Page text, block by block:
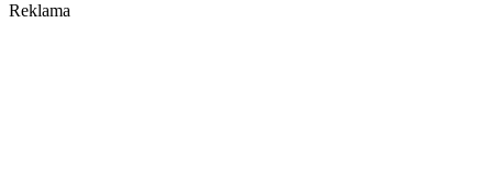
Reklama